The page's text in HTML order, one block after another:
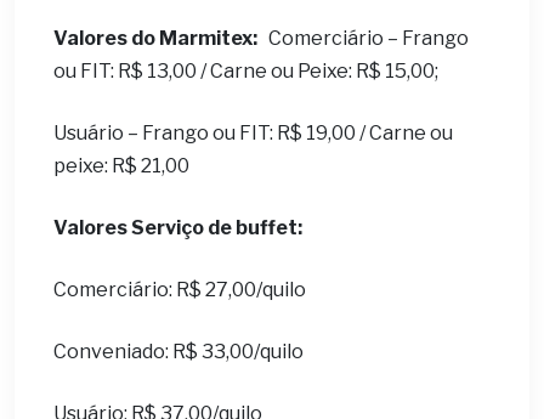
Valores do Marmitex: Comerciário – Frango
ou FIT: R$ 13,00 / Carne ou Peixe: R$ 15,00;
Usuário – Frango ou FIT: R$ 19,00 / Carne ou
peixe: R$ 21,00
Valores Serviço de buffet:
Comerciário: R$ 27,00/quilo
Conveniado: R$ 33,00/quilo
Usuário: R$ 37,00/quilo